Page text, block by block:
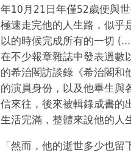
年10月21日年僅52歲便與
極速走完他的人生路，似乎
以的時候完成所有的一切
在不少報章雜誌中發表過數
的希治閣訪談錄《希治閣和
的演員身份，以及他畢生與
信來往，後來被輯錄成書的
生活完滿，整體來說他的人
「然而，他的逝世多少也